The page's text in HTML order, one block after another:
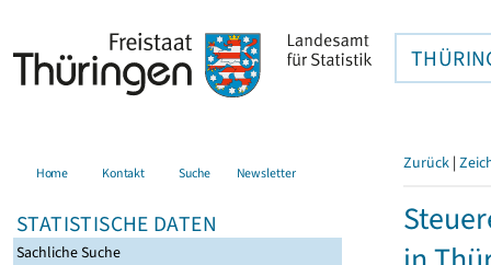
Home Kontakt Suche Newsletter
STATISTISCHE DATEN
Sachliche Suche
Zurück |